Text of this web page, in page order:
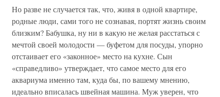
Но разве не случается так, что, живя в одной квартире,
родные люди, сами того не сознавая, портят жизнь своим
близким? Бабушка, ну ни в какую не желая расстаться с
мечтой своей молодости — буфетом для посуды, упорно
отстаивает его «законное» место на кухне. Сын
«справедливо» утверждает, что самое место для его
аквариума именно там, куда бы, по вашему мнению,
идеально вписалась швейная машина. Муж уверен, что